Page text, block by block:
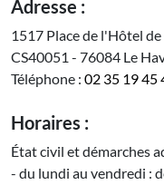
Adresse :
1517 Place de l'Hôtel
CS40051 - 76084 Le
Téléphone : 02 35 19 45
Horaires :
État civil et démarches
- du lundi au vendredi :